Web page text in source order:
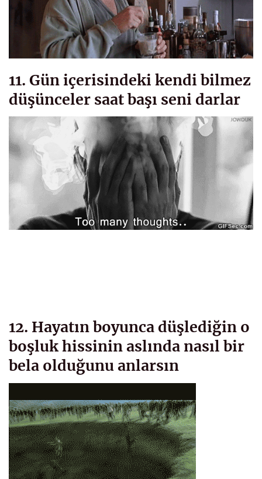
11. Gün içerisindeki kendi bilmez
düşünceler saat başı seni darlar
12. Hayatın boyunca düşlediğin o
boşluk hissinin aslında nasıl bir
bela olduğunu anlarsın